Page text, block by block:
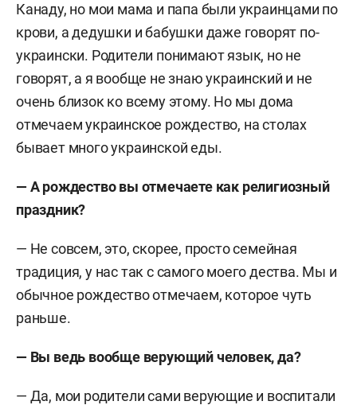
Канаду, но мои мама и папа были украинцами по
крови, а дедушки и бабушки даже говорят по-
украински. Родители понимают язык, но не
говорят, а я вообще не знаю украинский и не
очень близок ко всему этому. Но мы дома
отмечаем украинское рождество, на столах
бывает много украинской еды.
— А рождество вы отмечаете как религиозный
праздник?
— Не совсем, это, скорее, просто семейная
традиция, у нас так с самого моего дества. Мы и
обычное рождество отмечаем, которое чуть
раньше.
— Вы ведь вообще верующий человек, да?
— Да, мои родители сами верующие и воспитали